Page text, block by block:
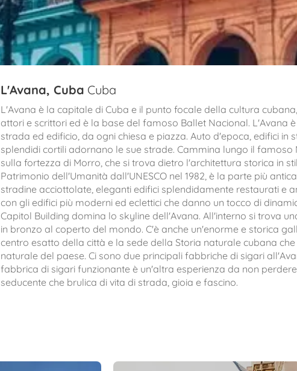
L'Avana, Cuba Cuba
L'Avana è la capitale di Cuba e il punto focale della cultura
attori e scrittori ed è la base del famoso Ballet Nacional. L'Avana
strada ed edificio, da ogni chiesa e piazza. Auto d'epoca, edifici in
splendidi cortili adornano le sue strade. Cammina lungo il
sulla fortezza di Morro, che si trova dietro l'architettura storica in
Patrimonio dell'Umanità dall'UNESCO nel 1982, è la parte più
stradine acciottolate, eleganti edifici splendidamente restaurati e
con gli edifici più moderni ed eclettici che danno un tocco di
Capitol Building domina lo skyline dell'Avana. All'interno si trova
in bronzo al coperto del mondo. C'è anche un'enorme e storica
centro esatto della città e la sede della Storia naturale cubana
naturale del paese. Ci sono due principali fabbriche di sigari
fabbrica di sigari funzionante è un'altra esperienza da non
seducente che brulica di vita di strada, gioia e fascino.